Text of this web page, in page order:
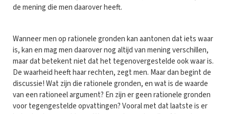
de mening die men daarover heeft.
Wanneer men op rationele gronden kan aantonen dat iets waar
is, kan en mag men daarover nog altijd van mening verschillen,
maar dat betekent niet dat het tegenovergestelde ook waar is.
De waarheid heeft haar rechten, zegt men. Maar dan begint de
discussie! Wat zijn die rationele gronden, en wat is de waarde
van een rationeel argument? En zijn er geen rationele gronden
voor tegengestelde opvattingen? Vooral met dat laatste is er